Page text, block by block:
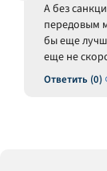
Ответить (0)
А без
передовым
бы еще
еще не